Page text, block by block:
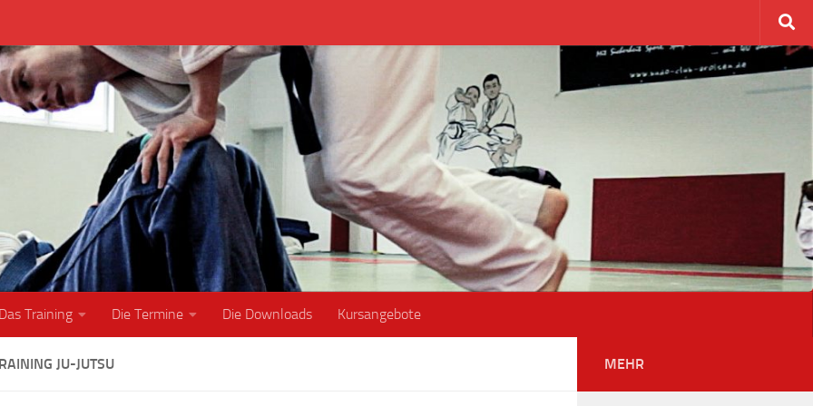
Das Training Die Termine Die Downloads Kursangebote
JU-JUTSU MEHR